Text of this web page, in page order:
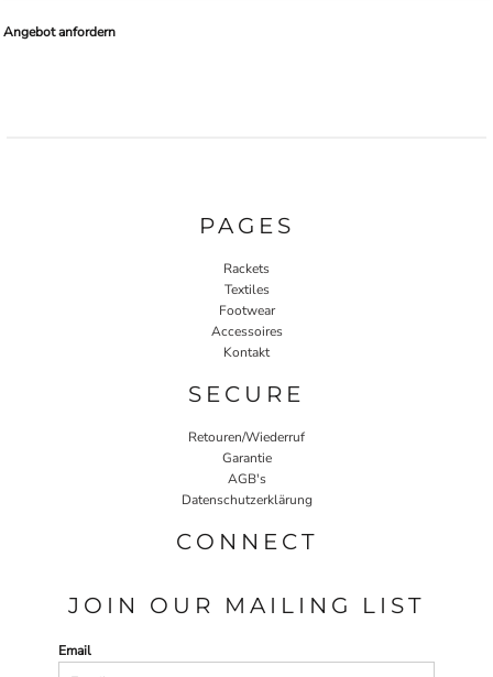
Angebot anfordern
PAGES
Rackets
Textiles
Footwear
Accessoires
Kontakt
SECURE
Retouren/Wiederruf
Garantie
AGB's
Datenschutzerklärung
CONNECT
JOIN OUR MAILING LIST
Email